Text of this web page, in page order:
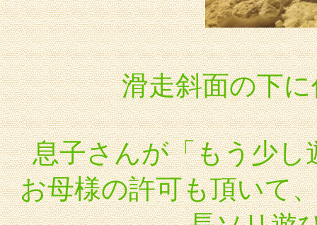
滑走斜面の下
息子さんが「もう少
お母様の許可も頂いて